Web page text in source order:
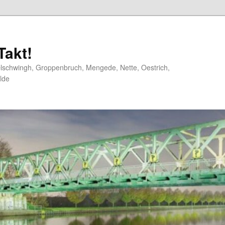
Groppenbruch, Mengede, Nette, Oestrich,